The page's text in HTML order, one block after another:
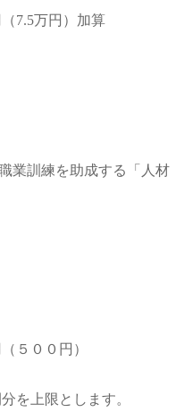
7.5万円）加算
業訓練を助成する「人材
５００円）
を上限とします。